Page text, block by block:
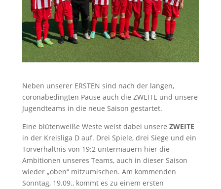
Neben unserer ERSTEN sind nach der langen,
coronabedingten Pause auch die ZWEITE und unsere
Jugendteams in die neue Saison gestartet.
Eine blütenweiße Weste weist dabei unsere ZWEITE
in der Kreisliga D auf. Drei Spiele, drei Siege und ein
Torverhältnis von 19:2 untermauern hier die
Ambitionen unseres Teams, auch in dieser Saison
wieder „oben“ mitzumischen. Am kommenden
Sonntag, 19.09., kommt es zu einem ersten